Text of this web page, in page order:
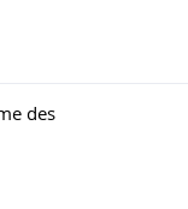
des